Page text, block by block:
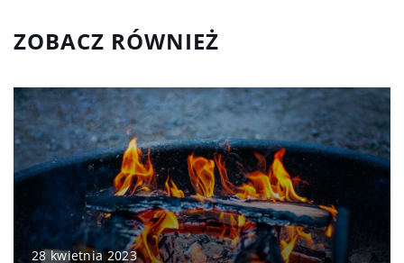
ZOBACZ RÓWNIEŻ
28 kwietnia 2023